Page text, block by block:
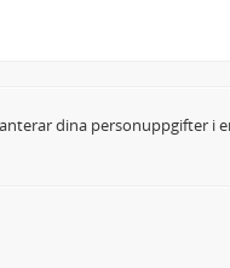
dina personuppgifter i